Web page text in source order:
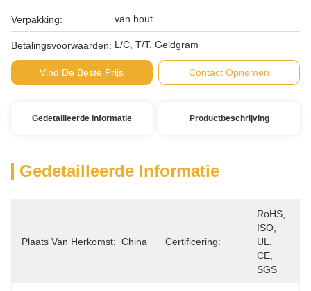
Verpakking: van hout
Betalingsvoorwaarden: L/C, T/T, Geldgram
Vind De Beste Prijs Contact Opnemen
Gedetailleerde Informatie Productbeschrijving
Gedetailleerde Informatie
Plaats Van Herkomst: China Certificering:
RoHS,
ISO,
UL,
CE,
SGS